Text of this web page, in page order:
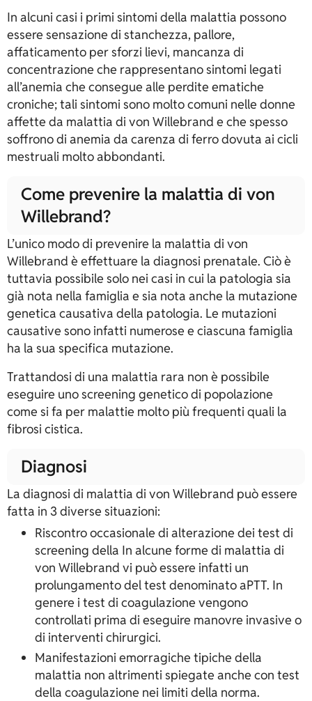
In alcuni casi i primi sintomi della malattia possono
essere sensazione di stanchezza, pallore,
affaticamento per sforzi lievi, mancanza di
concentrazione che rappresentano sintomi legati
all’anemia che consegue alle perdite ematiche
croniche; tali sintomi sono molto comuni nelle donne
affette da malattia di von Willebrand e che spesso
soffrono di anemia da carenza di ferro dovuta ai cicli
mestruali molto abbondanti.
Come prevenire la malattia di von
Willebrand?
L’unico modo di prevenire la malattia di von
Willebrand è effettuare la diagnosi prenatale. Ciò è
tuttavia possibile solo nei casi in cui la patologia sia
già nota nella famiglia e sia nota anche la mutazione
genetica causativa della patologia. Le mutazioni
causative sono infatti numerose e ciascuna famiglia
ha la sua specifica mutazione.
Trattandosi di una malattia rara non è possibile
eseguire uno screening genetico di popolazione
come si fa per malattie molto più frequenti quali la
fibrosi cistica.
Diagnosi
La diagnosi di malattia di von Willebrand può essere
fatta in 3 diverse situazioni:
Riscontro occasionale di alterazione dei test di
screening della In alcune forme di malattia di
von Willebrand vi può essere infatti un
prolungamento del test denominato aPTT. In
genere i test di coagulazione vengono
controllati prima di eseguire manovre invasive o
di interventi chirurgici.
Manifestazioni emorragiche tipiche della
malattia non altrimenti spiegate anche con test
della coagulazione nei limiti della norma.